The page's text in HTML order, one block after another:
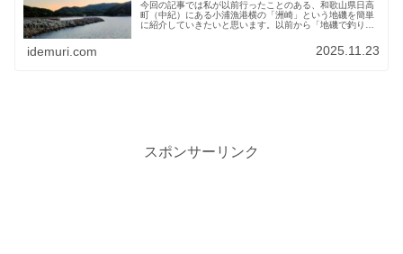
今回の記事では私が以前行ったことのある、和歌山県日高
町（中紀）にある小浦漁港横の「洲崎」という地磯を簡単
に紹介していきたいと思います。以前から「地磯で釣りを
道路や漁港から近くて釣りができそうな地磯を探していま
した。そうして見つけたのが、この小浦漁港横の「洲崎」
idemuri.com 2025.11.23
スポンサーリンク